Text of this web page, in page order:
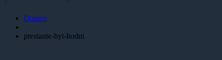
Domov
prestante-byt-hodni